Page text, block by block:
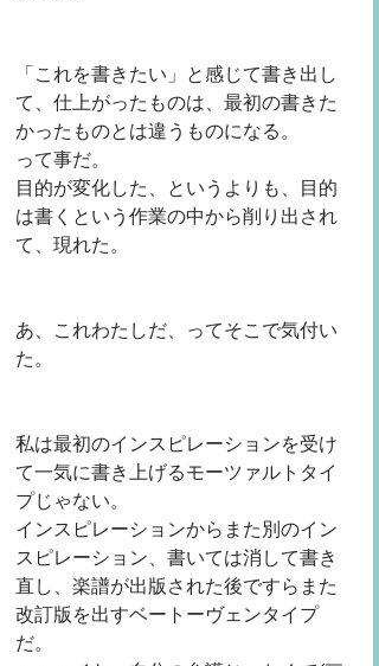
「これを書きたい」と感じて書き出し
て、仕上がったものは、最初の書きた
かったものとは違うものになる。
って事だ。
目的が変化した、というよりも、目的
は書くという作業の中から削り出され
て、現れた。
あ、これわたしだ、ってそこで気付い
た。
私は最初のインスピレーションを受け
て一気に書き上げるモーツァルトタイ
プじゃない。
インスピレーションからまた別のイン
スピレーション、書いては消して書き
直し、楽譜が出版された後ですらまた
改訂版を出すベートーヴェンタイプ
だ。